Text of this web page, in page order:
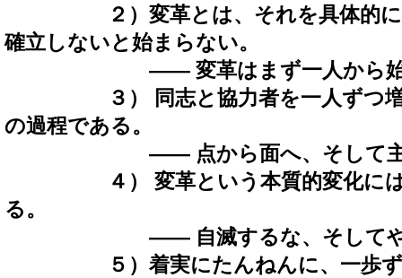
２）変革とは、それを具体的に不
確立しないと始まらない。
―― 変革はまず一人から始
３） 同志と協力者を一人ずつ増
の過程である。
―― 点から面へ、そして主
４） 変革という本質的変化には
る。
―― 自滅するな、そしてや
５）着実にたんねんに、一歩ずつ